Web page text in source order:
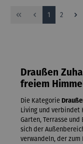
Seite
1 Seite
2
Draußen
freiem
Die Kategorie
Living und verbindet
Garten, Terrasse
sich der
verwandeln, der zum